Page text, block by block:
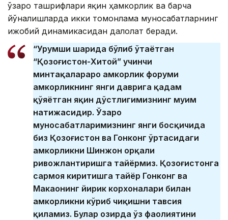
ўзаро ташрифлари яқин ҳамкорлик ва барча
йўналишларда икки томонлама муносабатларнинг
ижобий динамикасидан далолат беради.
“Урумши шаҳрида бўлиб ўтаётган
“Қозоғистон-Хитой” учинчи
минтақалараро ҳамкорлик форуми
ҳамкорликнинг янги даврига қадам
қўяётган яқин дўстлигимизнинг муҳим
натижасидир. Ўзаро
муносабатларимизнинг янги босқичида
биз Қозоғистон ва Гонконг ўртасидаги
ҳамкорликни Шинжон орқали
ривожлантиришга тайёрмиз. Қозоғистонга
сармоя киритишга тайёр Гонконг ва
Макаонинг йирик корхоналари билан
ҳамкорликни кўриб чиқишни тавсия
қиламиз. Булар ҳозирда ўз фаолиятини